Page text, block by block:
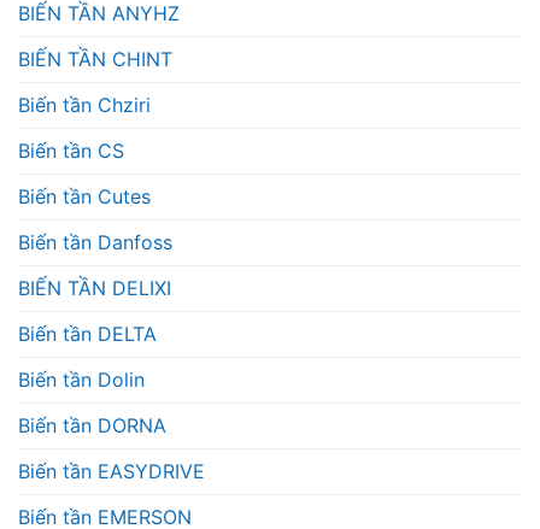
BIẾN TẦN ANYHZ
BIẾN TẦN CHINT
Biến tần Chziri
Biến tần CS
Biến tần Cutes
Biến tần Danfoss
BIẾN TẦN DELIXI
Biến tần DELTA
Biến tần Dolin
Biến tần DORNA
Biến tần EASYDRIVE
Biến tần EMERSON